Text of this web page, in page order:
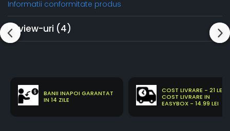
Informatii conformitate produs
Review-uri (4)
BANII INAPOI GARANTAT
IN 14 ZILE
COST LIVRARE - 21 LEI
COST LIVRARE IN
EASYBOX - 14.99 LEI